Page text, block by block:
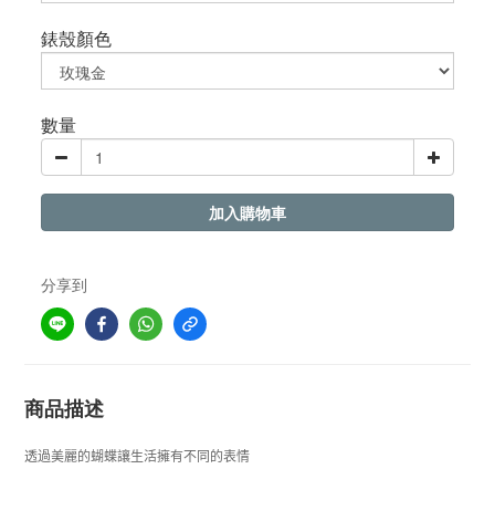
錶殼顏色
數量
加入購物車
分享到
商品描述
透過美麗的蝴蝶讓生活擁有不同的表情